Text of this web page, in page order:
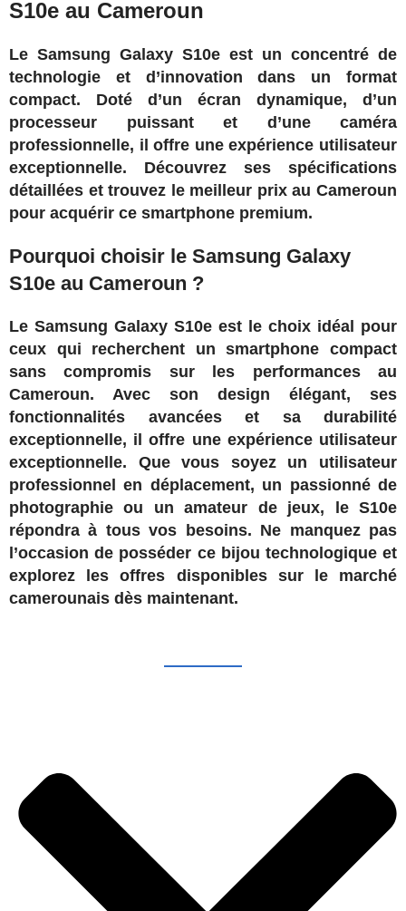
S10e au Cameroun
Le Samsung Galaxy S10e est un concentré de
technologie et d’innovation dans un format
compact. Doté d’un écran dynamique, d’un
processeur puissant et d’une caméra
professionnelle, il offre une expérience utilisateur
exceptionnelle. Découvrez ses spécifications
détaillées et trouvez le meilleur prix au Cameroun
pour acquérir ce smartphone premium.
Pourquoi choisir le Samsung Galaxy
S10e au Cameroun ?
Le Samsung Galaxy S10e est le choix idéal pour
ceux qui recherchent un smartphone compact
sans compromis sur les performances au
Cameroun. Avec son design élégant, ses
fonctionnalités avancées et sa durabilité
exceptionnelle, il offre une expérience utilisateur
exceptionnelle. Que vous soyez un utilisateur
professionnel en déplacement, un passionné de
photographie ou un amateur de jeux, le S10e
répondra à tous vos besoins. Ne manquez pas
l’occasion de posséder ce bijou technologique et
explorez les offres disponibles sur le marché
camerounais dès maintenant.